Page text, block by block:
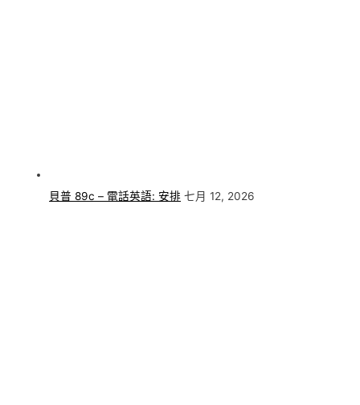
貝普 89c – 電話英語: 安排 七月 12, 2026